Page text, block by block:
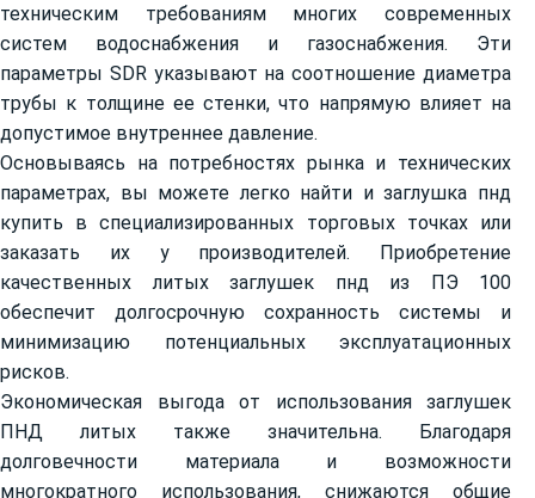
техническим требованиям многих современных
систем водоснабжения и газоснабжения. Эти
параметры SDR указывают на соотношение диаметра
трубы к толщине ее стенки, что напрямую влияет на
допустимое внутреннее давление.
Основываясь на потребностях рынка и технических
параметрах, вы можете легко найти и заглушка пнд
купить в специализированных торговых точках или
заказать их у производителей. Приобретение
качественных литых заглушек пнд из ПЭ 100
обеспечит долгосрочную сохранность системы и
минимизацию потенциальных эксплуатационных
рисков.
Экономическая выгода от использования заглушек
ПНД литых также значительна. Благодаря
долговечности материала и возможности
многократного использования, снижаются общие